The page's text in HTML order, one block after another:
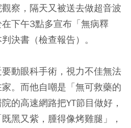
察，隔天又被送去做超音波
下午3點多宣布「無病釋
決書（檢查報告）。
動眼科手術，視力不佳無法
。而他自嘲是「無可救藥的
的高速網路把YT節目做好，
黑又紫，腫得像烤雞腿」，